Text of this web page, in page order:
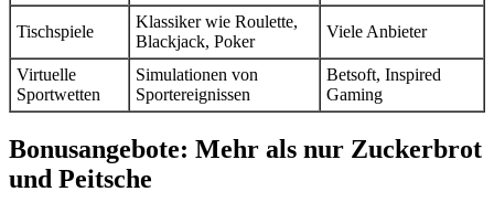
Tischspiele
Klassiker wie Roulette,
Blackjack, Poker
Viele Anbieter
Virtuelle
Sportwetten
Simulationen von
Sportereignissen
Betsoft, Inspired
Gaming
Bonusangebote: Mehr als nur Zuckerbrot
und Peitsche